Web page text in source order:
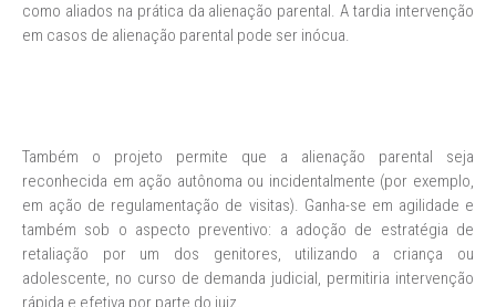
como aliados na prática da alienação parental. A tardia intervenção
em casos de alienação parental pode ser inócua.
Também o projeto permite que a alienação parental seja
reconhecida em ação autônoma ou incidentalmente (por exemplo,
em ação de regulamentação de visitas). Ganha-se em agilidade e
também sob o aspecto preventivo: a adoção de estratégia de
retaliação por um dos genitores, utilizando a criança ou
adolescente, no curso de demanda judicial, permitiria intervenção
rápida e efetiva por parte do juiz.